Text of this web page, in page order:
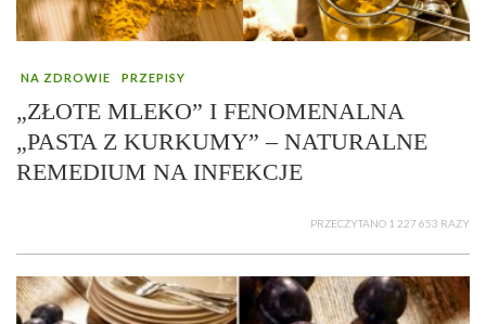
NA ZDROWIE PRZEPISY
„ZŁOTE MLEKO” I FENOMENALNA
„PASTA Z KURKUMY” – NATURALNE
REMEDIUM NA INFEKCJE
PRZECZYTANO 1 227 653 RAZY